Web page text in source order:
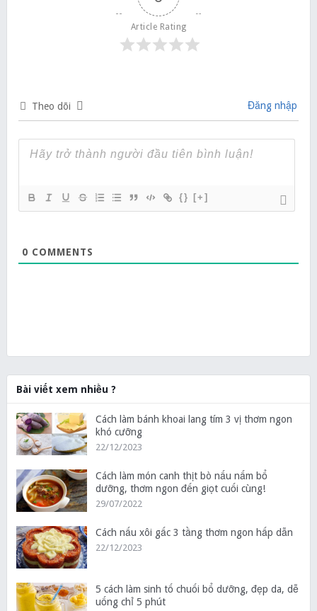
Article Rating
Theo dõi Đăng nhập
{} [+]
0 COMMENTS
Bài viết xem nhiều ?
Cách làm bánh khoai lang tím 3 vị thơm ngon
khó cưỡng
22/12/2023
Cách làm món canh thịt bò nấu nấm bổ
dưỡng, thơm ngon đến giọt cuối cùng!
29/07/2022
Cách nấu xôi gấc 3 tầng thơm ngon hấp dẫn
22/12/2023
5 cách làm sinh tố chuối bổ dưỡng, đẹp da, dễ
uống chỉ 5 phút